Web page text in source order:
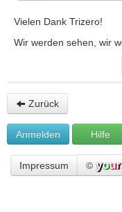
Vielen Dank Trizero!
Wir werden sehen, wir
Zurück
Anmelden Hilfe
Impressum ©